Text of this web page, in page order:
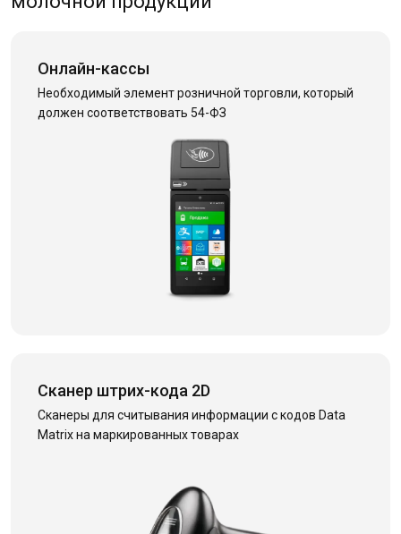
Онлайн-кассы
Необходимый элемент розничной торговли, который
должен соответствовать 54-ФЗ
Сканер штрих-кода 2D
Сканеры для считывания информации с кодов Data
Matrix на маркированных товарах